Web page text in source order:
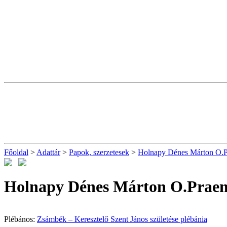
Főoldal > Adattár> Papok, szerzetesek > Holnapy Dénes Márton
Holnapy Dénes Márton
Plébános: Zsámbék – Keresztelő Szent János születése plébánia